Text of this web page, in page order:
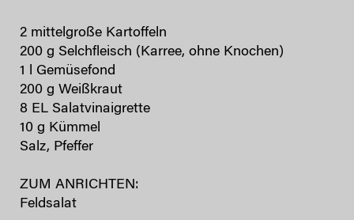
2 mittelgroße Kartoffeln
200 g Selchfleisch (Karree, ohne Knochen)
1 l Gemüsefond
200 g Weißkraut
8 EL Salatvinaigrette
10 g Kümmel
Salz, Pfeffer
ZUM ANRICHTEN:
Feldsalat